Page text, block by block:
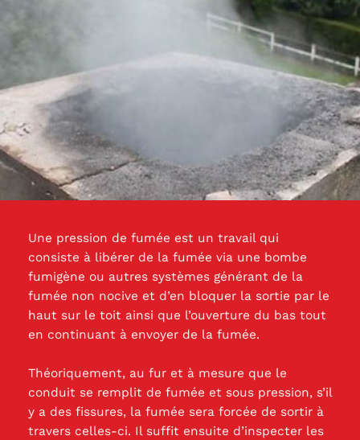
Une pression de fumée est un travail qui
consiste à libérer de la fumée via une bombe
fumigène ou autres systèmes générant de la
fumée non nocive et d’en bloquer la sortie par le
haut sur le toit ainsi que l’ouverture du bas tout
en continuant à envoyer de la fumée.
Théoriquement, au fur et à mesure que le
conduit se remplit de fumée et sous pression, s’il
y a des fissures, la fumée sera forcée de sortir à
travers celles-ci. Il suffit ensuite d’inspecter les